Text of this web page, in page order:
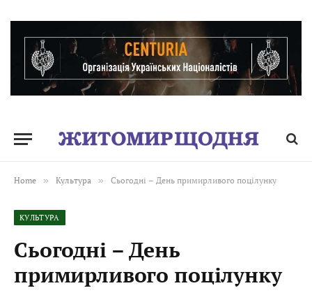
Home » Культура » Сьогодні – День примирливого поцілунку
КУЛЬТУРА
Сьогодні – День
примирливого поцілунку